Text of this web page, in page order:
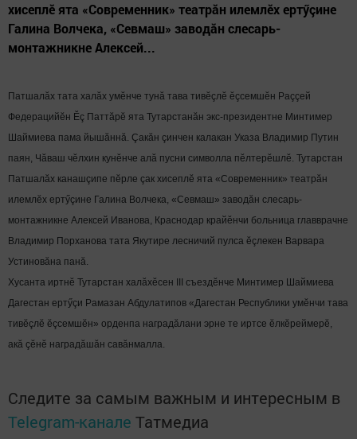
хисеплӗ ята «Современник» театрăн илемлӗх ертӳçине
Галина Волчека, «Севмаш» заводăн слесарь-
монтажникне Алексей...
Патшалăх тата халăх умӗнче тунă тава тивӗçлӗ ӗçсемшӗн Раççей
Федерацийӗн Ӗç Паттăрӗ ята Тутарстанăн экс-президентне Минтимер
Шаймиева пама йышăннă. Çакăн çинчен калакан Указа Владимир Путин
паян, Чăваш чӗлхин кунӗнче алă пусни символла пӗлтерӗшлӗ. Тутарстан
Патшалăх канашçипе пӗрле çак хисеплӗ ята «Современник» театрăн
илемлӗх ертӳçине Галина Волчека, «Севмаш» заводăн слесарь-
монтажникне Алексей Иванова, Краснодар крайӗнчи больница главврачне
Владимир Порханова тата Якутире лесничий пулса ӗçлекен Варвара
Устиновăна панă.
Хусанта иртнӗ Тутарстан халăхӗсен III съездӗнче Минтимер Шаймиева
Дагестан ертӳçи Рамазан Абдулатипов «Дагестан Республики умӗнчи тава
тивӗçлӗ ӗçсемшӗн» орденпа наградăлани эрне те иртсе ӗлкӗреймерӗ,
акă çӗнӗ наградăшăн савăнмалла.
Следите за самым важным и интересным в
Telegram-канале Татмедиа